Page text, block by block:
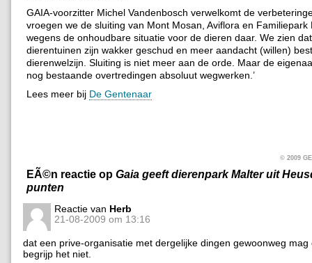
GAIA-voorzitter Michel Vandenbosch verwelkomt de
vroegen we de sluiting van Mont Mosan, Aviflora en Familiepark
wegens de onhoudbare situatie voor de dieren daar. We zien
dierentuinen zijn wakker geschud en meer aandacht (willen)
dierenwelzijn. Sluiting is niet meer aan de orde. Maar de
nog bestaande overtredingen absoluut wegwerken.’
Lees meer bij De Gentenaar
© 2009
EÃ©n reactie op Gaia geeft dierenpark Malter uit
punten
Reactie van Herb
21-08-2009 om 13:16
dat een prive-organisatie met dergelijke dingen gewoonweg mag
begrijp het niet.